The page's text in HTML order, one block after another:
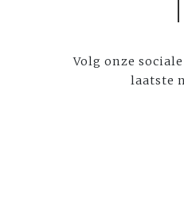
Volg onze
laatste